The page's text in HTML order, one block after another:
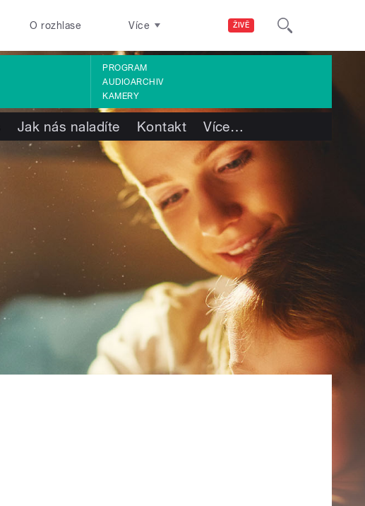
ŽIVĚ
O rozhlase Více
PROGRAM
AUDIOARCHIV
KAMERY
Jak nás naladíte Kontakt Více…